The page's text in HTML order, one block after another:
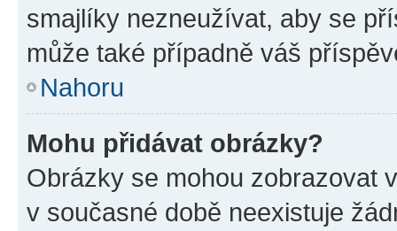
smajlíky nezneužívat, aby se
může také případně váš
Nahoru
Mohu přidávat obrázky?
Obrázky se mohou zobrazovat
v současné době neexistuje